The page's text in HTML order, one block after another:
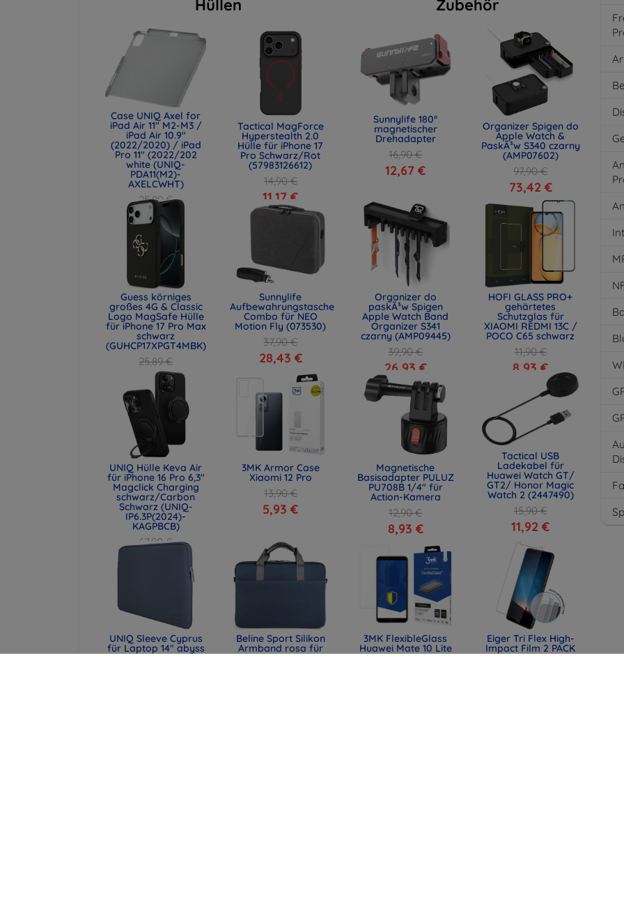
Hüllen
Case UNIQ Axel for
iPad Air 11" M2-M3 /
iPad Air 10.9"
(2022/2020) / iPad
Pro 11" (2022/202
white (UNIQ-
PDA11(M2)-
AXELCWHT)
25,89 €
19,42 €
Tactical MagForce
Hyperstealth 2.0
Hülle für iPhone 17
Pro Schwarz/Rot
(57983126612)
14,90 €
11,17 €
Guess körniges
großes 4G & Classic
Logo MagSafe Hülle
für iPhone 17 Pro Max
schwarz
(GUHCP17XPGT4MBK)
25,89 €
19,42 €
Sunnylife
Aufbewahrungstasche
Combo für NEO
Motion Fly (073530)
37,90 €
28,43 €
UNIQ Hülle Keva Air
für iPhone 16 Pro 6,3"
Magclick Charging
schwarz/Carbon
Schwarz (UNIQ-
IP6.3P(2024)-
KAGPBCB)
67,90 €
3MK Armor Case
Xiaomi 12 Pro
13,90 €
5,93 €
UNIQ Sleeve Cyprus
für Laptop 14" abyss
blue,
Beline Sport Silikon
Armband rosa für
Apple Watch
Zubehör
Sunnylife 180°
magnetischer
Drehadapter
16,90 €
12,67 €
Organizer Spigen do
Apple Watch &
PaskÃ³w S340 czarny
(AMP07602)
97,90 €
73,42 €
Organizer do
paskÃ³w Spigen
Apple Watch Band
Organizer S341
czarny (AMP09445)
39,90 €
26,93 €
HOFI GLASS PRO+
gehärtetes
Schutzglas für
XIAOMI REDMI 13C /
POCO C65 schwarz
11,90 €
8,93 €
Magnetische
Basisadapter PULUZ
PU708B 1/4" für
Action-Kamera
12,90 €
8,93 €
Tactical USB
Ladekabel für
Huawei Watch GT/
GT2/ Honor Magic
Watch 2 (2447490)
15,90 €
11,92 €
3MK FlexibleGlass
Huawei Mate 10 Lite
Eiger Tri Flex High-
Impact Film 2 PACK
Huawei Mate 10 Lite -